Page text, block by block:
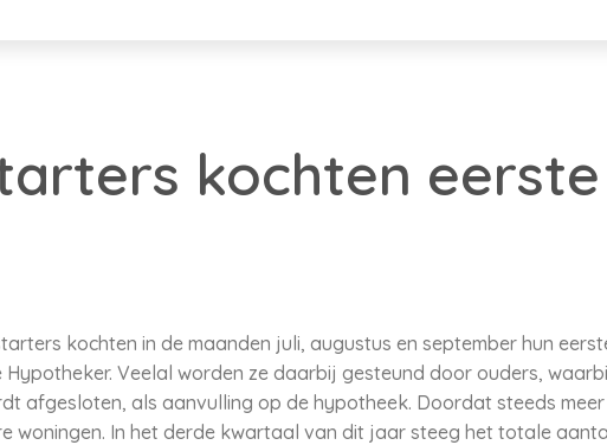
kochten eerste
kochten in de maanden juli, augustus en september hun
Hypotheker. Veelal worden ze daarbij gesteund door ouders,
afgesloten, als aanvulling op de hypotheek. Doordat steeds
woningen. In het derde kwartaal van dit jaar steeg het totale